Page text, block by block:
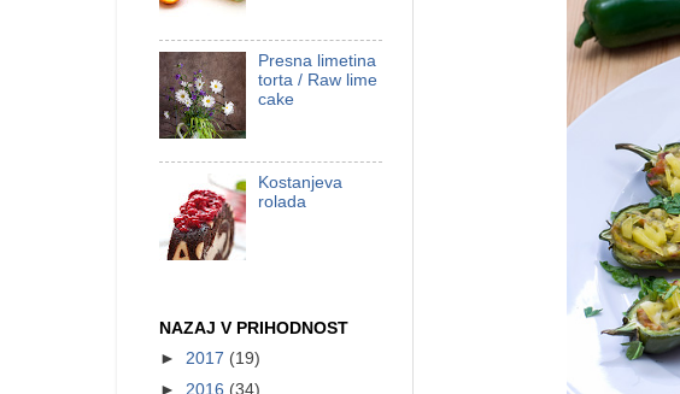
Presna limetina
torta / Raw lime
cake
Kostanjeva
rolada
NAZAJ V PRIHODNOST
► 2017 (19)
► 2016 (34)